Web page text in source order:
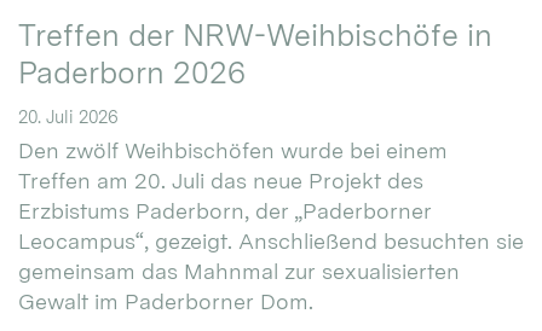
Treffen der NRW-Weihbischöfe in
Paderborn 2026
20. Juli 2026
Den zwölf Weihbischöfen wurde bei einem
Treffen am 20. Juli das neue Projekt des
Erzbistums Paderborn, der „Paderborner
Leocampus“, gezeigt. Anschließend besuchten sie
gemeinsam das Mahnmal zur sexualisierten
Gewalt im Paderborner Dom.